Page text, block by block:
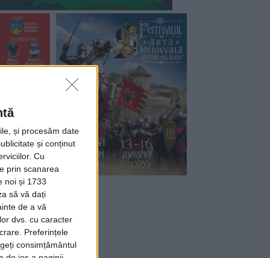
și procesăm date
și conținut
Cu
prin scanarea
noi și 1733
să vă dați
de a vă
dvs. cu caracter
Preferințele
consimțământul